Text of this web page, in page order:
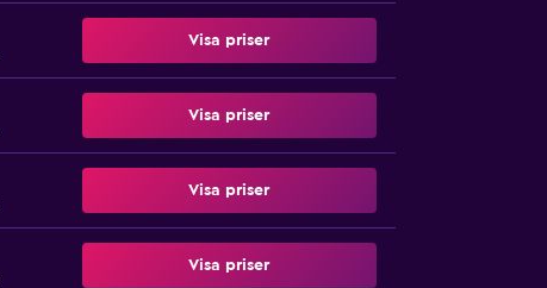
Visa priser
Visa priser
Visa priser
Visa priser